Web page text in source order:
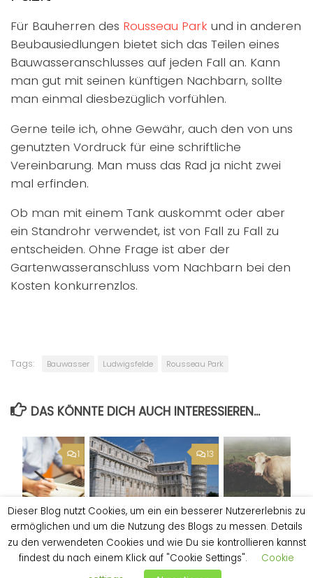
Für Bauherren des Rousseau Park und in anderen
Beubausiedlungen bietet sich das Teilen eines
Bauwasseranschlusses auf jeden Fall an. Kann
man gut mit seinen künftigen Nachbarn, sollte
man einmal diesbezüglich vorfühlen.
Gerne teile ich, ohne Gewähr, auch den von uns
genutzten Vordruck für eine schriftliche
Vereinbarung. Man muss das Rad ja nicht zwei
mal erfinden.
Ob man mit einem Tank auskommt oder aber
ein Standrohr verwendet, ist von Fall zu Fall zu
entscheiden. Ohne Frage ist aber der
Gartenwasseranschluss vom Nachbarn bei den
Kosten konkurrenzlos.
Tags: Bauwasser Ludwigsfelde Rousseau Park
DAS KÖNNTE DICH AUCH INTERESSIEREN...
13
Das
Baugrundgutachten
27. JANUAR 2017
Die Kuh ist vom
12. MAI 2017
1
Dieser Blog nutzt Cookies, um ein ein besserer Nutzererlebnis zu
ermöglichen und um die Nutzung des Blogs zu messen. Details
zu den verwendeten Cookies und wie Du sie kontrollieren kannst
findest du nach einem Klick auf "Cookie Settings".
Cookie